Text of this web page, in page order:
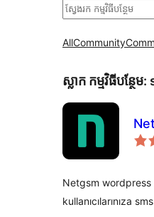
ស្វែងរក
AllCommunity
ស្លាក​ កម្មវិធីបន្ថែម:
Netgsm wordpress
kullanıcılarınıza